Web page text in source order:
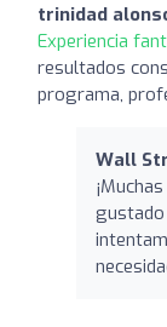
trinidad
Experiencia
resultados
programa,
Wall
gustado